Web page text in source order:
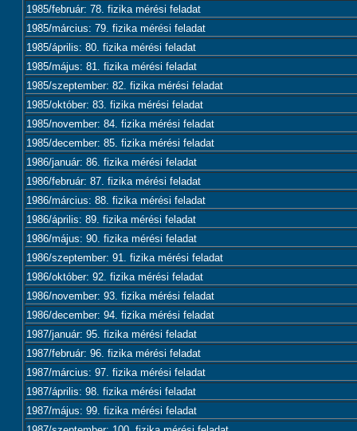
1985/február: 78. fizika mérési feladat
1985/március: 79. fizika mérési feladat
1985/április: 80. fizika mérési feladat
1985/május: 81. fizika mérési feladat
1985/szeptember: 82. fizika mérési feladat
1985/október: 83. fizika mérési feladat
1985/november: 84. fizika mérési feladat
1985/december: 85. fizika mérési feladat
1986/január: 86. fizika mérési feladat
1986/február: 87. fizika mérési feladat
1986/március: 88. fizika mérési feladat
1986/április: 89. fizika mérési feladat
1986/május: 90. fizika mérési feladat
1986/szeptember: 91. fizika mérési feladat
1986/október: 92. fizika mérési feladat
1986/november: 93. fizika mérési feladat
1986/december: 94. fizika mérési feladat
1987/január: 95. fizika mérési feladat
1987/február: 96. fizika mérési feladat
1987/március: 97. fizika mérési feladat
1987/április: 98. fizika mérési feladat
1987/május: 99. fizika mérési feladat